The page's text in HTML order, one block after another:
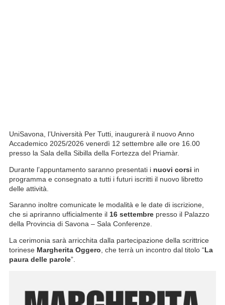
UniSavona, l’Università Per Tutti, inaugurerà il nuovo Anno
Accademico 2025/2026 venerdì 12 settembre alle ore 16.00
presso la Sala della Sibilla della Fortezza del Priamàr.
Durante l’appuntamento saranno presentati i nuovi corsi in
programma e consegnato a tutti i futuri iscritti il nuovo libretto
delle attività.
Saranno inoltre comunicate le modalità e le date di iscrizione,
che si apriranno ufficialmente il 16 settembrepresso il Palazzo
della Provincia di Savona – Sala Conferenze.
La cerimonia sarà arricchita dalla partecipazione della scrittrice
torinese Margherita Oggero , che terrà un incontro dal titolo “La
paura delle parole”.